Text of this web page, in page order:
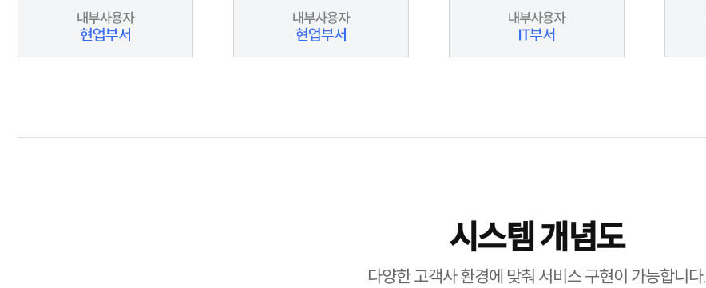
시스템 개념도
다양한 고객사 환경에 맞춰 서비스 구현이 가능합니다.